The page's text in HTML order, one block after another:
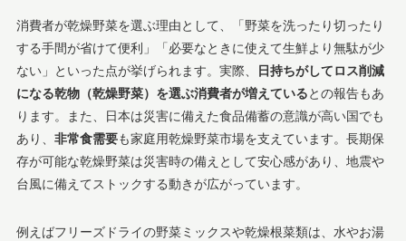
消費者が乾燥野菜を選ぶ理由として、「野菜を洗ったり切ったり
する手間が省けて便利」「必要なときに使えて生鮮より無駄が少
ない」といった点が挙げられます。実際、
日持ちがしてロス削減
になる乾物（乾燥野菜）を選ぶ消費者が増えているとの報告もあ
ります​。また、日本は災害に備えた食品備蓄の意識が高い国でも
あり、 非常食需要も家庭用乾燥野菜市場を支えています。長期保
存が可能な乾燥野菜は災害時の備えとして安心感があり、地震や
台風に備えてストックする動きが広がっています。
例えばフリーズドライの野菜ミックスや乾燥根菜類は、水やお湯